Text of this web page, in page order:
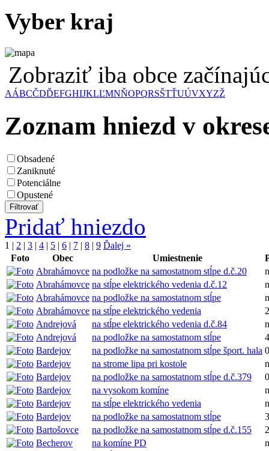
Vyber kraj
Zobraziť iba obce
AÁBCČDĎEFGHIJKLĽMNŇOPQRSŠTŤUÚVXYZŽ
Zoznam hniezd v
Obsadené
Zaniknuté
Potenciálne
Opustené
Pridať hniezdo
1 | 2 | 3 | 4 | 5 | 6 | 7 | 8 | 9 Ďalej »
Foto
Obec Umiestnenie
Abrahámovce na podložke na samostatnom stĺpe d.č.20
Abrahámovce na stĺpe elektrického vedenia d.č.12
Abrahámovce na podložke na samostatnom stĺpe
Abrahámovce na stĺpe elektrického vedenia
2
Andrejová
na stĺpe elektrického vedenia d.č.84
Andrejová
na podložke na samostatnom stĺpe
4
Bardejov
na podložke na samostatnom stĺpe šport. hala 0
Bardejov
na strome lipa pri kostole
Bardejov
na podložke na samostatnom stĺpe d.č.379
0
Bardejov
na vysokom komíne
Bardejov
na stĺpe elektrického vedenia
Bardejov
na podložke na samostatnom stĺpe
3
Bartošovce
na podložke na samostatnom stĺpe d.č.155
2
Becherov
na komíne PD